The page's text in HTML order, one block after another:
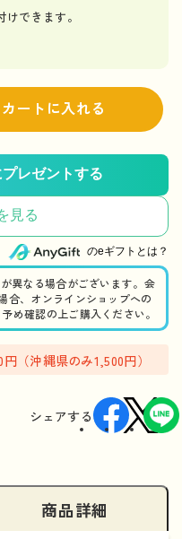
できます。
カートに入れる
見る
のeギフトとは？
異なる場合がございます。会
合、オンラインショップへの
め確認の上ご購入ください。
（沖縄県のみ1,500円）
シェアする
商品詳細